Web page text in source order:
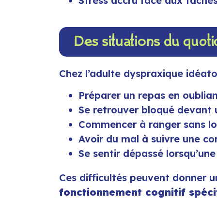
Des situations du
Chez l’adulte dyspraxique
Préparer un repas en
Se retrouver bloqué
Commencer à ranger sans
Avoir du mal à suivre une
Se sentir dépassé
Ces difficultés peuvent donner
fonctionnement cognitif